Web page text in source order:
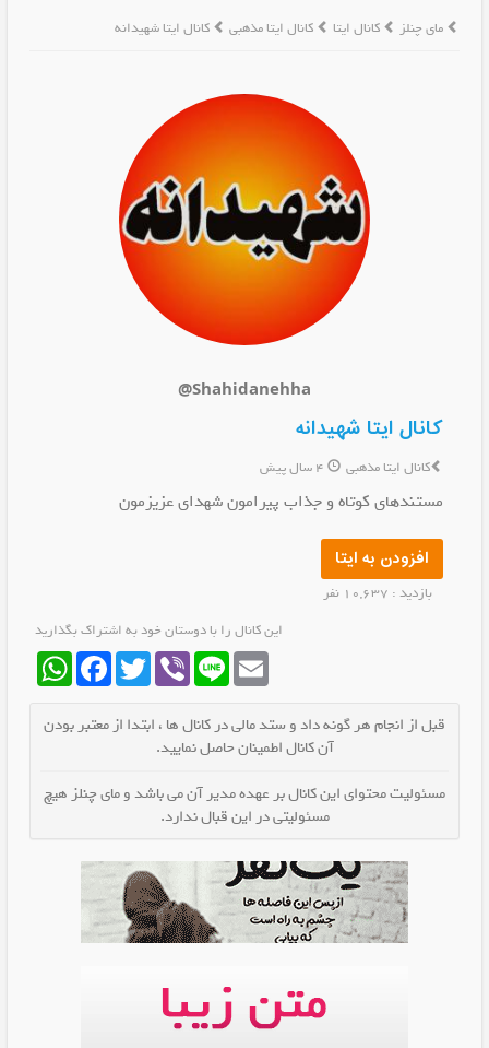
مای چنلز کانال ایتا کانال ایتا مذهبی کانال ایتا شهیدانه
@Shahidanehha
کانال ایتا شهیدانه
کانال ایتا مذهبی
مستندهای کوتاه و جذاب پیرامون شهدای عزیزمون
افزودن به ایتا
بازدید : 10,637 نفر
این کانال را با دوستان خود به اشتراک بگذارید
WhatsAppFacebookTwitter Viber Line Email
قبل از انجام هر گونه داد و ستد مالی در کانال ها ، ابتدا از معتبر بودن
آن کانال اطمینان حاصل نمایید.
مسئولیت محتوای این کانال بر عهده مدیر آن می باشد و مای چنلز هیچ
مسئولیتی در این قبال ندارد.